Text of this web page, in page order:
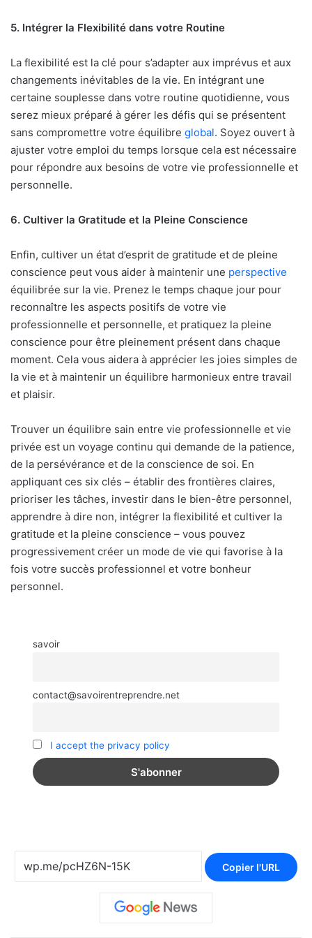
5. Intégrer la Flexibilité dans votre Routine
La flexibilité est la clé pour s’adapter aux imprévus et aux
changements inévitables de la vie. En intégrant une
certaine souplesse dans votre routine quotidienne, vous
serez mieux préparé à gérer les défis qui se présentent
sans compromettre votre équilibre global. Soyez ouvert à
ajuster votre emploi du temps lorsque cela est nécessaire
pour répondre aux besoins de votre vie professionnelle et
personnelle.
6. Cultiver la Gratitude et la Pleine Conscience
Enfin, cultiver un état d’esprit de gratitude et de pleine
conscience peut vous aider à maintenir une perspective
équilibrée sur la vie. Prenez le temps chaque jour pour
reconnaître les aspects positifs de votre vie
professionnelle et personnelle, et pratiquez la pleine
conscience pour être pleinement présent dans chaque
moment. Cela vous aidera à apprécier les joies simples de
la vie et à maintenir un équilibre harmonieux entre travail
et plaisir.
Trouver un équilibre sain entre vie professionnelle et vie
privée est un voyage continu qui demande de la patience,
de la persévérance et de la conscience de soi. En
appliquant ces six clés – établir des frontières claires,
prioriser les tâches, investir dans le bien-être personnel,
apprendre à dire non, intégrer la flexibilité et cultiver la
gratitude et la pleine conscience – vous pouvez
progressivement créer un mode de vie qui favorise à la
fois votre succès professionnel et votre bonheur
personnel.
savoir
contact@savoirentreprendre.net
I accept the privacy policy
Copier l'URL